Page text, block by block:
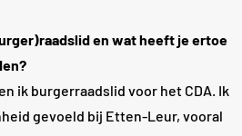
en wat heeft je ertoe
ik burgerraadslid voor het CDA. Ik
gevoeld bij Etten-Leur, vooral